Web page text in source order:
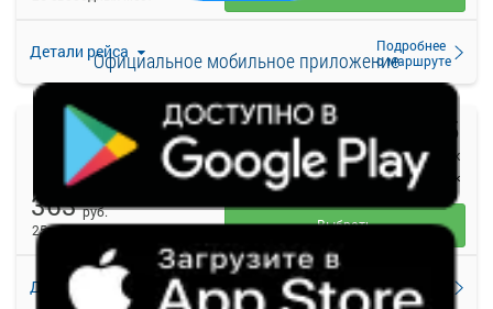
Детали рейса
Подробнее
о маршруте
11:18
Тертеж(Р-255)
12:15
А/к Восток
А/к Восток
Детали рейса
о маршруте
363 руб.
25 свободных мест
Выбрать
Официальное мобильное приложение